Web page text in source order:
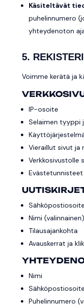
Käsiteltävät
puhelinnumero
yhteydenoton
5.
Voimme kerätä ja
IP-osoite
Selaimen tyyppi
Vieraillut sivut ja
Verkkosivustolle
Evästetunnisteet
Sähköpostiosoite
Nimi (valinnainen)
Tilausajankohta
Avauskerrat ja
Nimi
Sähköpostiosoite
Puhelinnumero